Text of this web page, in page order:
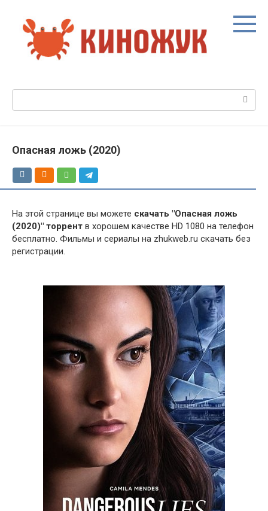
контенту
Опасная ложь (2020)
На этой странице вы можете скачать "Опасная ложь
(2020)" торрент в хорошем качестве HD 1080 на телефон
бесплатно. Фильмы и сериалы на zhukweb.ru скачать без
регистрации.